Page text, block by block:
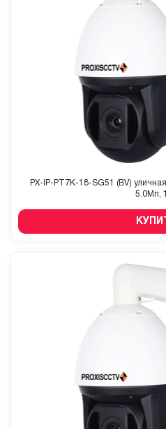
PX-IP-PT7K-18-SG51 (BV)
5.0Мп,